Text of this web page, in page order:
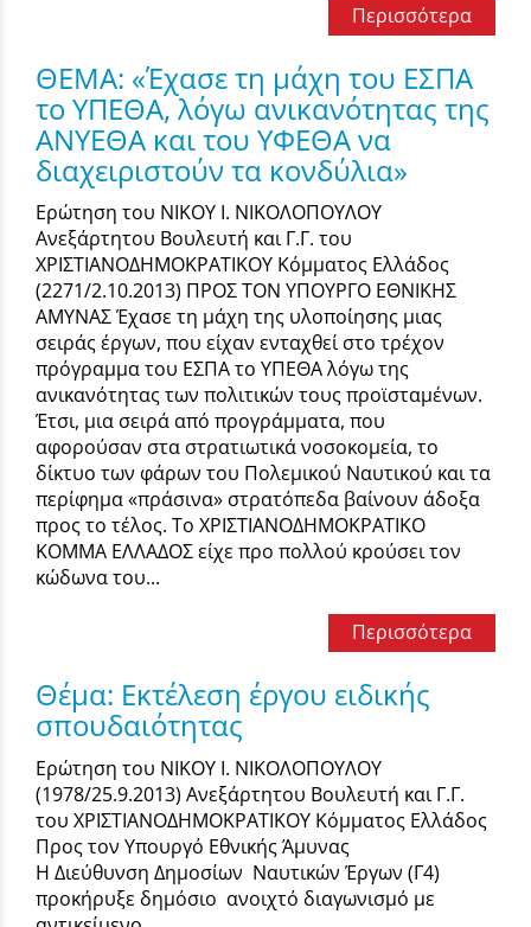
Περισσότερα
ΘΕΜΑ: «Έχασε τη μάχη του ΕΣΠΑ
το ΥΠΕΘΑ, λόγω ανικανότητας της
ΑΝΥΕΘΑ και του ΥΦΕΘΑ να
διαχειριστούν τα κονδύλια»
Ερώτηση του ΝΙΚΟΥ Ι. ΝΙΚΟΛΟΠΟΥΛΟΥ
Ανεξάρτητου Βουλευτή και Γ.Γ. του
ΧΡΙΣΤΙΑΝΟΔΗΜΟΚΡΑΤΙΚΟΥ Κόμματος Ελλάδος
(2271/2.10.2013) ΠΡΟΣ ΤΟΝ ΥΠΟΥΡΓΟ ΕΘΝΙΚΗΣ
ΑΜΥΝΑΣ Έχασε τη μάχη της υλοποίησης μιας
σειράς έργων, που είχαν ενταχθεί στο τρέχον
πρόγραμμα του ΕΣΠΑ το ΥΠΕΘΑ λόγω της
ανικανότητας των πολιτικών τους προϊσταμένων.
Έτσι, μια σειρά από προγράμματα, που
αφορούσαν στα στρατιωτικά νοσοκομεία, το
δίκτυο των φάρων του Πολεμικού Ναυτικού και τα
περίφημα «πράσινα» στρατόπεδα βαίνουν άδοξα
προς το τέλος. Το ΧΡΙΣΤΙΑΝΟΔΗΜΟΚΡΑΤΙΚΟ
ΚΟΜΜΑ ΕΛΛΑΔΟΣ είχε προ πολλού κρούσει τον
κώδωνα του...
Περισσότερα
Θέμα: Εκτέλεση έργου ειδικής
σπουδαιότητας
Ερώτηση του ΝΙΚΟΥ Ι. ΝΙΚΟΛΟΠΟΥΛΟΥ
(1978/25.9.2013) Ανεξάρτητου Βουλευτή και Γ.Γ.
του ΧΡΙΣΤΙΑΝΟΔΗΜΟΚΡΑΤΙΚΟΥ Κόμματος Ελλάδος
Προς τον Υπουργό Εθνικής Άμυνας
Η Διεύθυνση Δημοσίων Ναυτικών Έργων (Γ4)
προκήρυξε δημόσιο ανοιχτό διαγωνισμό με